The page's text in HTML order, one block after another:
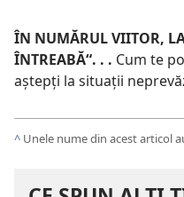
ÎN NUMĂRUL VIITOR,
ÎNTREABĂ“. . . Cum te
aştepţi la situaţii
^ Unele nume din acest articol